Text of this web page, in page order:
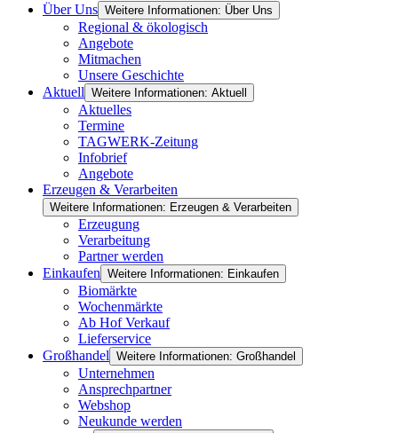
Über Uns Weitere Informationen: Über Uns
Regional & ökologisch
Angebote
Mitmachen
Unsere Geschichte
Aktuell Weitere Informationen: Aktuell
Aktuelles
Termine
TAGWERK-Zeitung
Infobrief
Angebote
Erzeugen & Verarbeiten
Weitere Informationen: Erzeugen & Verarbeiten
Erzeugung
Verarbeitung
Partner werden
Einkaufen Weitere Informationen: Einkaufen
Biomärkte
Wochenmärkte
Ab Hof Verkauf
Lieferservice
Großhandel Weitere Informationen: Großhandel
Unternehmen
Ansprechpartner
Webshop
Neukunde werden